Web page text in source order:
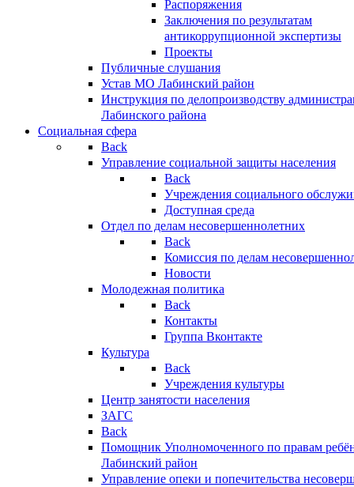
Распоряжения
Заключения по результатам
антикоррупционной экспертизы
Проекты
Публичные слушания
Устав МО Лабинский район
Инструкция по делопроизводству
Лабинского района
Социальная сфера
Back
Управление социальной защиты населения
Back
Учреждения социального
Доступная среда
Отдел по делам несовершеннолетних
Back
Комиссия по делам
Новости
Молодежная политика
Back
Контакты
Группа Вконтакте
Культура
Back
Учреждения культуры
Центр занятости населения
ЗАГС
Back
Помощник Уполномоченного по правам
Лабинский район
Управление опеки и попечительства